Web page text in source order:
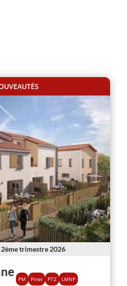
2ème trimestre 2026
PM Pinel PTZ LMNP